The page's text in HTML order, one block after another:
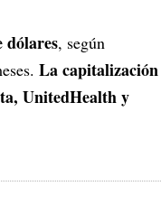
dólares, según
La capitalización
UnitedHealth y